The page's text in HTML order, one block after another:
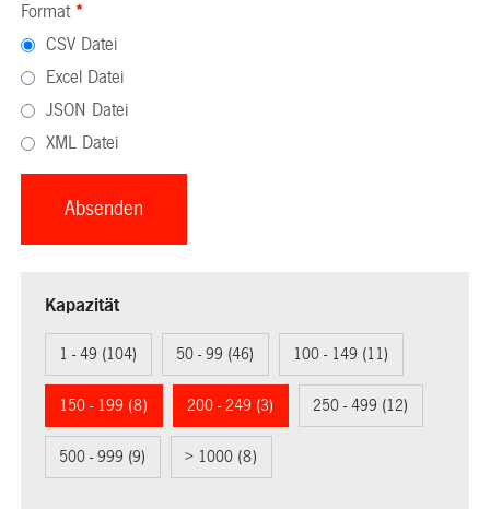
Format *
CSV Datei
Excel Datei
JSON Datei
XML Datei
Kapazität
1 - 49 (104) 50 - 99 (46) 100 - 149 (11)
150 - 199 (8) 200 - 249 (3) 250 - 499 (12)
500 - 999 (9) > 1000 (8)